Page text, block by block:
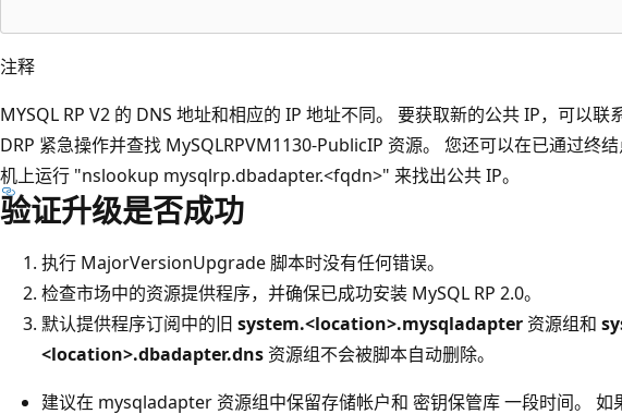
注释
MYSQL RP V2 的 DNS 地址和相应的 IP 地址不同。 要获取新的公共 IP，可以联
DRP 紧急操作并查找 MySQLRPVM1130-PublicIP 资源。 您还可以在已通过终
机上运行 "nslookup mysqlrp.dbadapter.<fqdn>" 来找出公共 IP。
验证升级是否成功
执行 MajorVersionUpgrade 脚本时没有任何错误。
检查市场中的资源提供程序，并确保已成功安装 MySQL RP 2.0。
默认提供程序订阅中的旧 system.<location>.mysqladapter 资源组和
<location>.dbadapter.dns 资源组不会被脚本自动删除。
建议在 mysqladapter 资源组中保留存储帐户和 密钥保管库 一段时间。 如